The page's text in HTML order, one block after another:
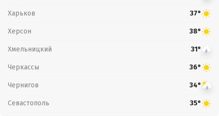
Харьков 37°
Херсон 38°
Хмельницкий 31°
Черкассы 36°
Чернигов 34°
Севастополь 35°